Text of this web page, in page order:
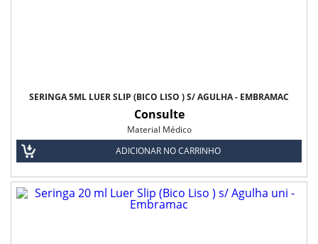
SERINGA 5ML LUER SLIP (BICO LISO ) S/ AGULHA - EMBRAMAC
Consulte
Material Médico
ADICIONAR NO CARRINHO